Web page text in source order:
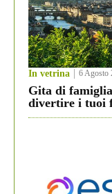
In vetrina 6 Agosto
Gita di
divertire i tuoi